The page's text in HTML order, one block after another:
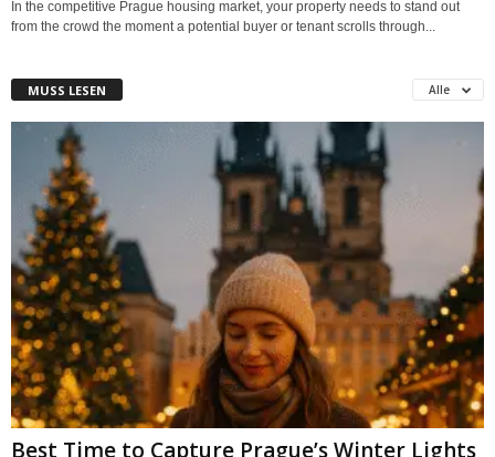
In the competitive Prague housing market, your property needs to stand out
from the crowd the moment a potential buyer or tenant scrolls through...
MUSS LESEN Alle
Best Time to Capture Prague’s Winter Lights